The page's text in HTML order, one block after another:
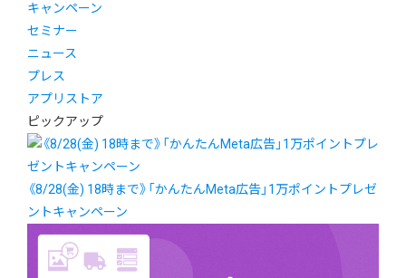
キャンペーン
セミナー
ニュース
プレス
アプリストア
ピックアップ
《8/28(金) 18時まで》「かんたんMeta広告」1万ポイントプレゼ
ントキャンペーン